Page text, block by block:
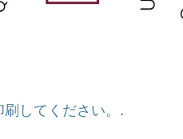
してください。.